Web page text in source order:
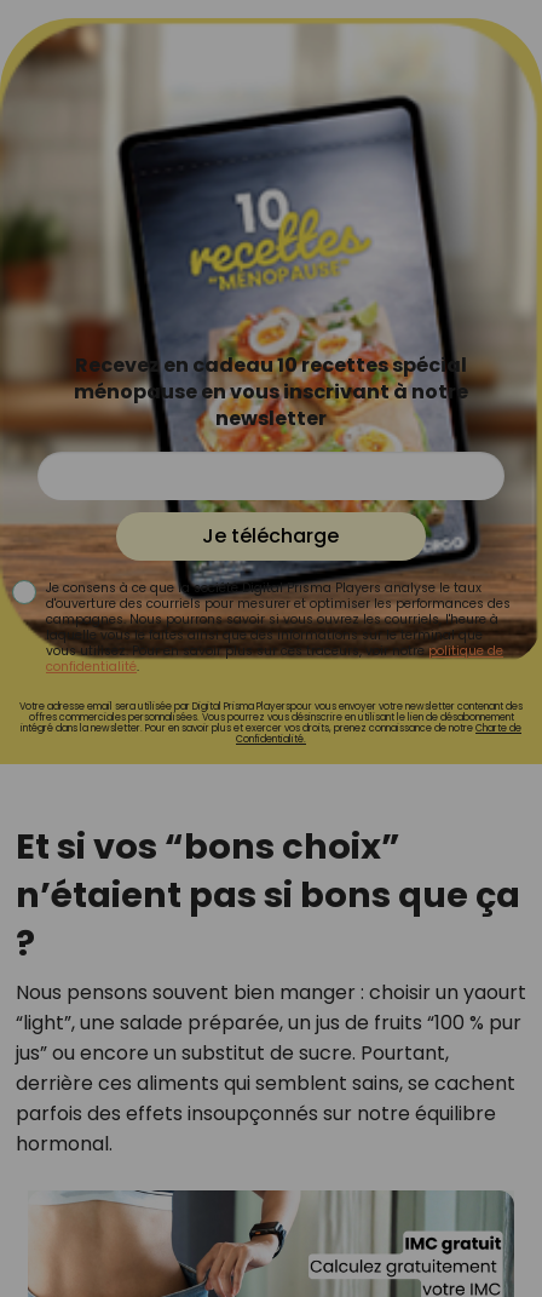
Recevez en cadeau 10 recettes spécial
ménopause en vous inscrivant à notre
newsletter
Je télécharge
Je consens à ce que la société Digital Prisma Players analyse le taux
d'ouverture des courriels pour mesurer et optimiser les performances des
campagnes. Nous pourrons savoir si vous ouvrez les courriels, l'heure à
laquelle vous le faites ainsi que des informations sur le terminal que
vous utilisez. Pour en savoir plus sur ces traceurs, voir notrepolitique de
confidentialité.
Votre adresse email sera utilisée par Digital Prisma Playerspour vous envoyer votre newsletter contenant des
offres commerciales personnalisées. Vous pourrez vous désinscrire en utilisant le lien de désabonnement
intégré dans la newsletter. Pour en savoir plus et exercer vos droits, prenez connaissance de notreCharte de
Confidentialité.
Et si vos “bons choix”
n’étaient pas si bons que ça
?
Nous pensons souvent bien manger : choisir un yaourt
“light”, une salade préparée, un jus de fruits “100 % pur
jus” ou encore un substitut de sucre. Pourtant,
derrière ces aliments qui semblent sains, se cachent
parfois des effets insoupçonnés sur notre équilibre
hormonal.